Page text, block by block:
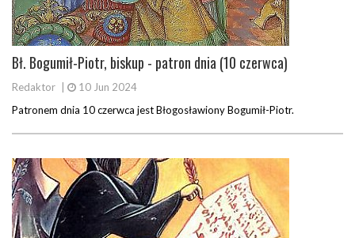
Bł. Bogumił-Piotr, biskup - patron dnia (10 czerwca)
Redaktor
10 Jun 2024
Patronem dnia 10 czerwca jest Błogosławiony Bogumił-Piotr.